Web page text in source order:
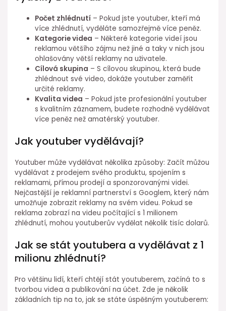
Počet zhlédnutí – Pokud jste youtuber, kteří má
více zhlédnutí, vyděláte samozřejmě více peněz.
Kategorie videa – Některé kategorie videí jsou
reklamou většího zájmu než jiné a taky v nich jsou
ohlašovány větší reklamy na uživatele.
Cílová skupina – S cílovou skupinou, která bude
zhlédnout své video, dokáže youtuber zaměřit
určité reklamy.
Kvalita videa – Pokud jste profesionální youtuber
s kvalitním záznamem, budete rozhodně vydělávat
více peněz než amatérský youtuber.
Jak youtuber vydělávají?
Youtuber může vydělávat několika způsoby: Začít můžou
vydělávat z prodejem svého produktu, spojením s
reklamami, přímou prodejí a sponzorovanými videi.
Nejčastější je reklamní partnerství s Googlem, který nám
umožňuje zobrazit reklamy na svém videu. Pokud se
reklama zobrazí na videu počítající s 1 milionem
zhlédnutí, mohou youtuberův vydělat několik tisíc dolarů.
Jak se stát youtubera a vydělávat z 1
milionu zhlédnutí?
Pro většinu lidí, kteří chtějí stát youtuberem, začíná to s
tvorbou videa a publikování na účet. Zde je několik
základních tip na to, jak se státe úspěšným youtuberem: